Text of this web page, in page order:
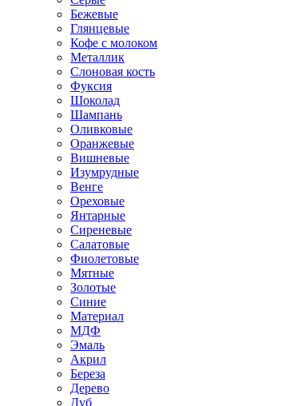
Бежевые
Глянцевые
Кофе с молоком
Металлик
Слоновая кость
Фуксия
Шоколад
Шампань
Оливковые
Оранжевые
Вишневые
Изумрудные
Венге
Ореховые
Янтарные
Сиреневые
Салатовые
Фиолетовые
Мятные
Золотые
Синие
Материал
МДФ
Эмаль
Акрил
Береза
Дерево
Дуб